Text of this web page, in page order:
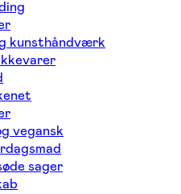
kunsthåndværk
vegansk
sager